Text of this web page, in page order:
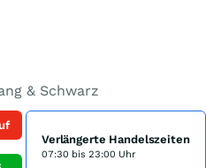
& Schwarz
Verlängerte Handelszeiten
07:30 bis 23:00 Uhr